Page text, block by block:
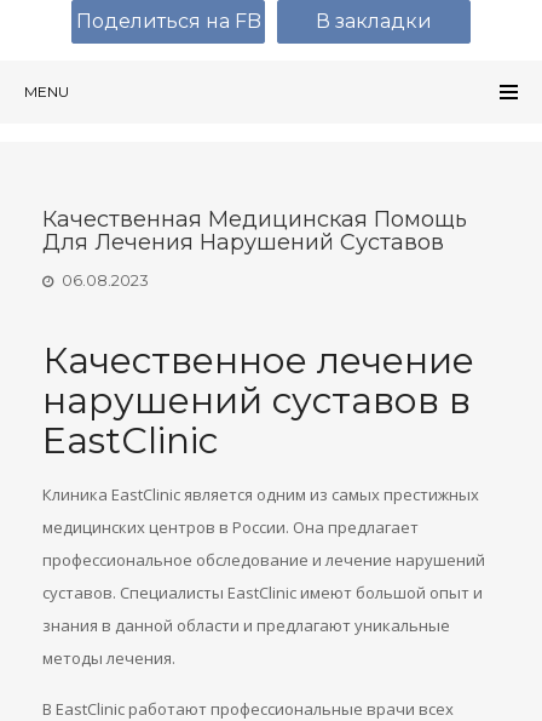
MENU
Качественная Медицинская Помощь
Для Лечения Нарушений Суставов
06.08.2023
Качественное лечение
нарушений суставов в
EastClinic
Клиника EastClinic является одним из самых престижных
медицинских центров в России. Она предлагает
профессиональное обследование и лечение нарушений
суставов. Специалисты EastClinic имеют большой опыт и
знания в данной области и предлагают уникальные
методы лечения.
В EastClinic работают профессиональные врачи всех
Поделиться на FB В закладки